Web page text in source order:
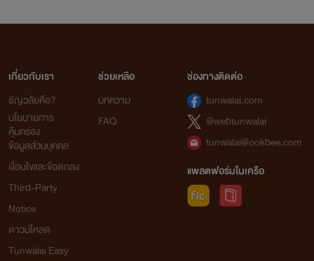
เกี่ยวกับเรา
ธัญวลัยคือ?
นโยบายการ
คุ้มครอง
ข้อมูลส่วนบุคคล
เงื่อนไขและข้อตกลง
Third-Party
Notice
ดาวน์โหลด
Tunwalai Easy
ช่วยเหลือ
บทความ
FAQ
ช่องทางติดต่อ
tunwalai.com
@webtunwalai
tunwalai@ookbee.com
แพลตฟอร์มในเครือ